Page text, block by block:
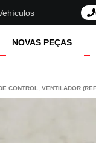
NOVAS PEÇAS
CONTROL, VENTILADOR